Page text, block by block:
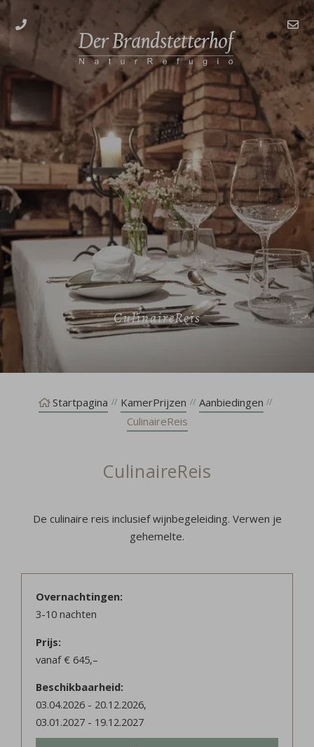
CulinaireReis
Startpagina KamerPrijzen
Aanbiedingen
CulinaireReis
CulinaireReis
De culinaire reis inclusief wijnbegeleiding. Verwen je
gehemelte.
Overnachtingen
3-10 nachten
Prijs
vanaf€ 645,–
Beschikbaarheid
03.04.2026 - 20.12.2026,
03.01.2027 - 19.12.2027